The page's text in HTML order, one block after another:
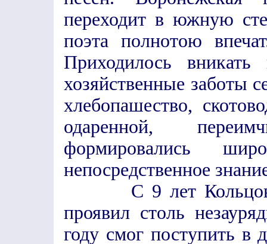
переходит в южную
поэта полнотою
Приходилось
хозяйственные заботы
хлебопашество,
одаренной,
формировались
непосредственное
С 9 лет Кольцов
проявил столь
году смог поступить в